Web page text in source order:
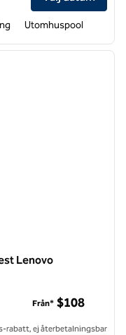
Utomhuspool
nästa
Lenovo
Från* $108
rabatt, ej återbetalningsbar